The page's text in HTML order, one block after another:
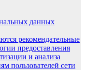
данных
рекомендательные
предоставления
и анализа
пользователей сети